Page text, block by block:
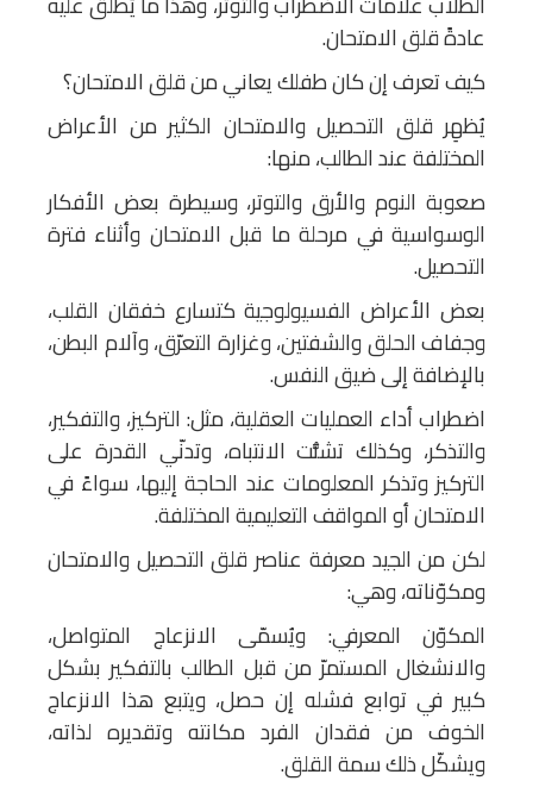
عادةً قلق الامتحان.
كيف تعرف إن كان طفلك يعاني من قلق الامتحان؟
يُظهِر قلق التحصيل والامتحان الكثير من الأعراض
المختلفة عند الطالب، منها:
صعوبة النوم والأرق والتوتر، وسيطرة بعض الأفكار
الوسواسية في مرحلة ما قبل الامتحان وأثناء فترة
التحصيل.
بعض الأعراض الفسيولوجية كتسارع خفقان القلب،
وجفاف الحلق والشفتين، وغزارة التعرّق، وآلام البطن،
بالإضافة إلى ضيق النفس.
اضطراب أداء العمليات العقلية، مثل: التركيز، والتفكير،
والتذكر، وكذلك تشتُّت الانتباه، وتدنّي القدرة على
التركيز وتذكر المعلومات عند الحاجة إليها، سواءً في
الامتحان أو المواقف التعليمية المختلفة.
لكن من الجيد معرفة عناصر قلق التحصيل والامتحان
ومكوّناته، وهي:
المكوّن المعرفي: ويُسمّى الانزعاج المتواصل،
والانشغال المستمرّ من قبل الطالب بالتفكير بشكل
كبير في توابع فشله إن حصل، ويتبع هذا الانزعاج
الخوف من فقدان الفرد مكانته وتقديره لذاته،
ويشكّل ذلك سمة القلق.